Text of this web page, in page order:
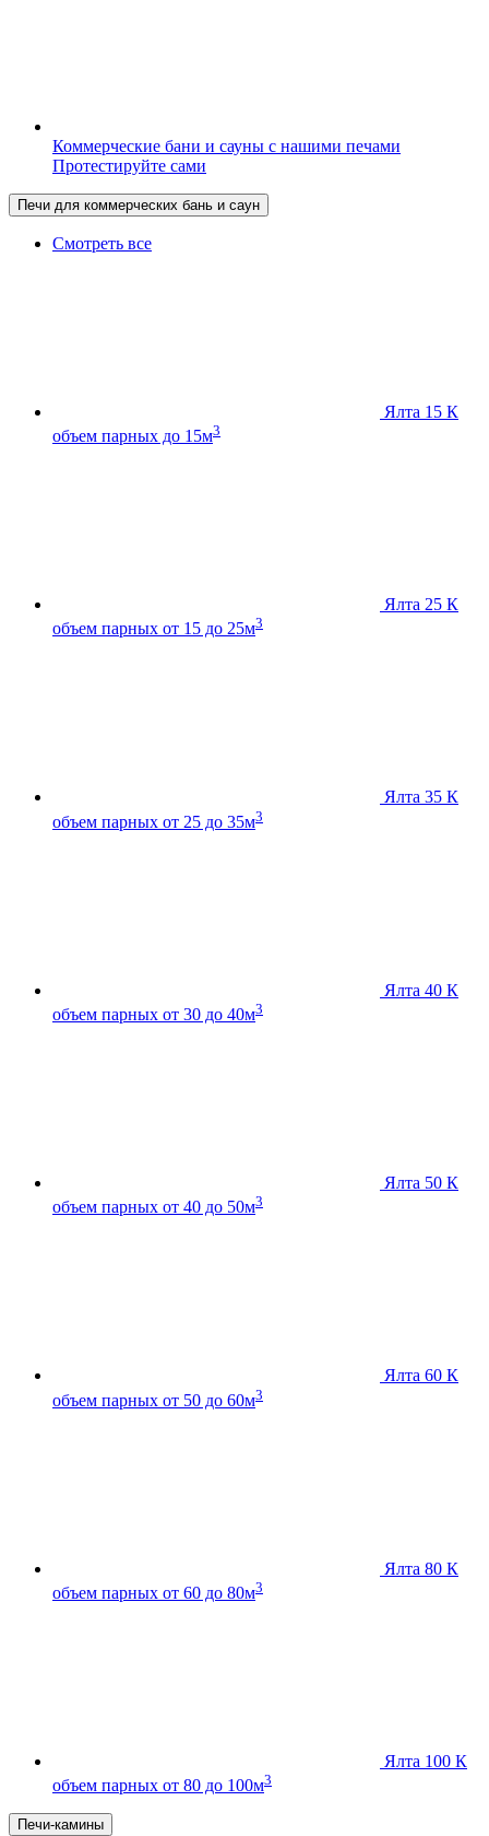
Коммерческие бани и сауны с нашими печами
Протестируйте сами
Печи для коммерческих бань и саун
Смотреть все
Ялта 15 К
объем парных до 15м3
Ялта 25 К
объем парных от 15 до 25м3
Ялта 35 К
объем парных от 25 до 35м3
Ялта 40 К
объем парных от 30 до 40м3
Ялта 50 К
объем парных от 40 до 50м3
Ялта 60 К
объем парных от 50 до 60м3
Ялта 80 К
объем парных от 60 до 80м3
Ялта 100 К
объем парных от 80 до 100м3
Печи-камины